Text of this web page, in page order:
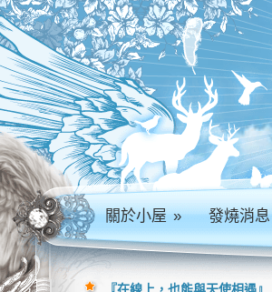
關於小屋» 發燒消息